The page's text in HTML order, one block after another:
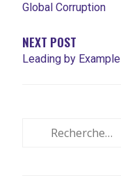
Global Corruption
NEXT POST
Leading by Example